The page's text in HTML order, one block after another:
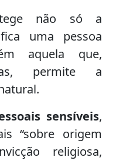
não só a
uma pessoa
aquela que,
permite a
sensíveis,
“sobre origem
religiosa,